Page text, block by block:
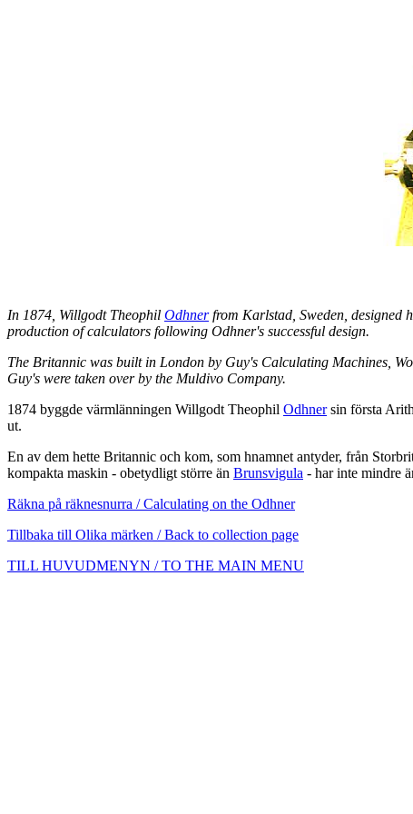
In 1874, Willgodt Theophil Odhnerfrom Karlstad, Sweden, designed
production of calculators following Odhner's successful design.
The Britannic was built in London by Guy's Calculating Machines,
Guy's were taken over by the Muldivo Company.
1874 byggde värmlänningen Willgodt Theophil Odhnersin första
ut.
En av dem hette Britannic och kom, som hnamnet antyder, från
kompakta maskin - obetydligt större än Brunsvigula - har inte mindre
Räkna på räknesnurra / Calculating on the Odhner
Tillbaka till Olika märken / Back to collection page
TILL HUVUDMENYN / TO THE MAIN MENU